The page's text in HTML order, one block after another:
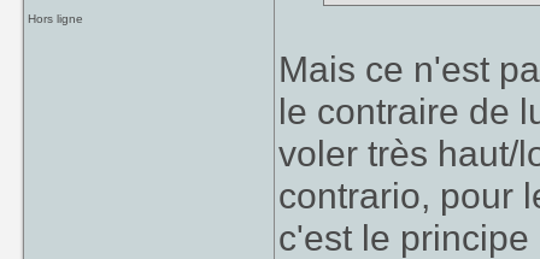
Hors ligne
Mais ce n'est
le contraire de
voler très haut/
contrario, pour
c'est le